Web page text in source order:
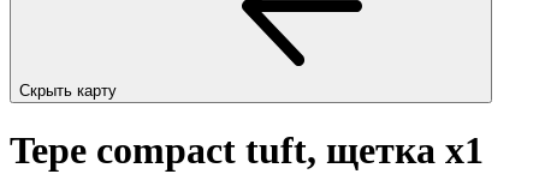
Скрыть карту
Tepe compact tuft, щетка x1